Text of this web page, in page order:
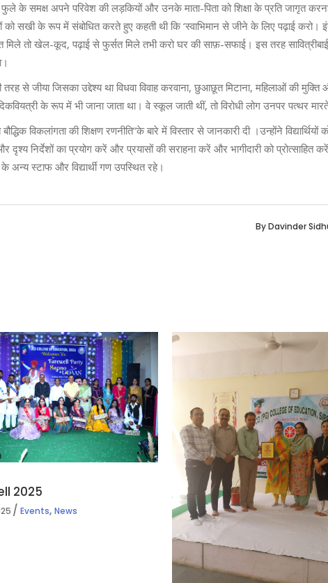
फुले के समक्ष अपने परिवेश की लड़कियों और उनके माता-पिता को शिक्षा के प्रति जागृत
को सखी के रूप में संबोधित करते हुए कहती थी कि ‘स्वाभिमान से जीने के लिए पढ़ाई करो।
मिले तो खेल-कूद, पढ़ाई से फुर्सत मिले तभी करो घर की साफ़-सफाई। इस तरह
से जीया जिसका उद्देश्य था विधवा विवाह करवाना, छुआछूत मिटाना, महिलाओं की मुक्ति
के रूप में भी जाना जाता था। वे स्कूल जाती थीं, तो विरोधी लोग उनपर पत्थर
विकलांगता की शिक्षण रणनीति”के बारे में विस्तार से जानकारी दी ।उन्होंने विद्यार्थियों
निर्देशों का प्रयोग करें और प्रयासों की सराहना करें और भागीदारी को प्रोत्साहित
स्टाफ और विद्यार्थी गण उपस्थित रहे।
ByDavinder
2025
Events,News